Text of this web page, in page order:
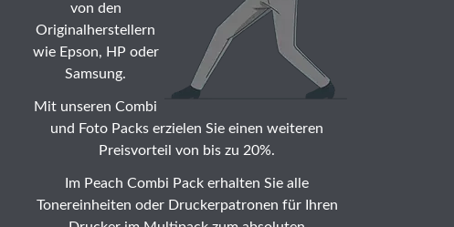
von den
Originalherstellern
wie Epson, HP oder
Samsung.
Mit unseren Combi
und Foto Packs erzielen Sie einen weiteren
Preisvorteil von bis zu 20%.
Im Peach Combi Pack erhalten Sie alle
Tonereinheiten oder Druckerpatronen für Ihren